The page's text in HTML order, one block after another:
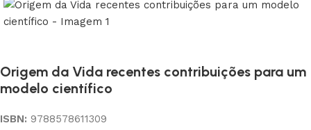
Origem da Vida recentes contribuições para um
modelo científico
ISBN: 9788578611309